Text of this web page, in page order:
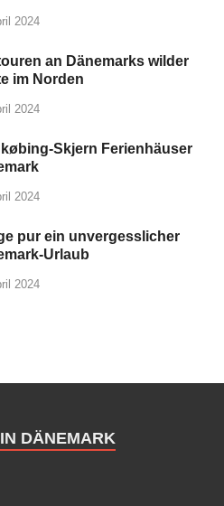
2024
an Dänemarks wilder
im Norden
2024
Skjern Ferienhäuser
2024
pur ein unvergesslicher
Urlaub
2024
DÄNEMARK